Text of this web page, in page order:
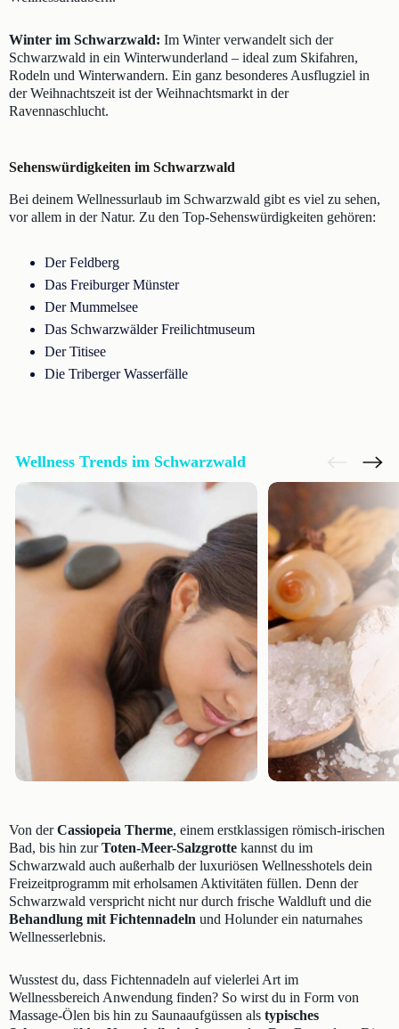
Winter im Schwarzwald: Im Winter verwandelt sich der
Schwarzwald in ein Winterwunderland – ideal zum Skifahren,
Rodeln und Winterwandern. Ein ganz besonderes Ausflugziel in
der Weihnachtszeit ist der Weihnachtsmarkt in der
Ravennaschlucht.
Sehenswürdigkeiten im Schwarzwald
Bei deinem Wellnessurlaub im Schwarzwald gibt es viel zu sehen,
vor allem in der Natur. Zu den Top-Sehenswürdigkeiten gehören:
Der Feldberg
Das Freiburger Münster
Der Mummelsee
Das Schwarzwälder Freilichtmuseum
Der Titisee
Die Triberger Wasserfälle
Wellness Trends im Schwarzwald
Von derCassiopeia Therme, einem erstklassigen römisch-irischen
Bad, bis hin zurToten-Meer-Salzgrotte kannst du im
Schwarzwald auch außerhalb der luxuriösen Wellnesshotels dein
Freizeitprogramm mit erholsamen Aktivitäten füllen. Denn der
Schwarzwald verspricht nicht nur durch frische Waldluft und die
Behandlung mit Fichtennadeln und Holunder ein naturnahes
Wellnesserlebnis.
Wusstest du, dass Fichtennadeln auf vielerlei Art im
Wellnessbereich Anwendung finden? So wirst du in Form von
Massage-Ölen bis hin zu Saunaaufgüssen als typisches